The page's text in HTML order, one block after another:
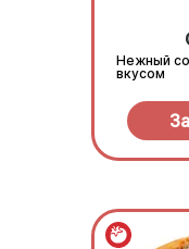
Нежный
вкусом